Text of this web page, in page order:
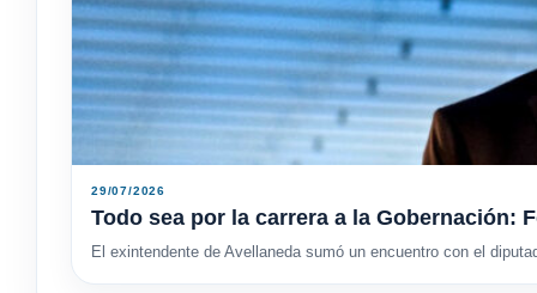
29/07/2026
Todo sea por la carrera a la Gobernación:
El exintendente de Avellaneda sumó un encuentro con el